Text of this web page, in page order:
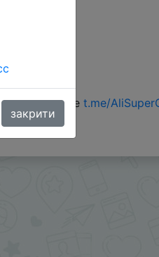
можно в боте t.me/
закрити